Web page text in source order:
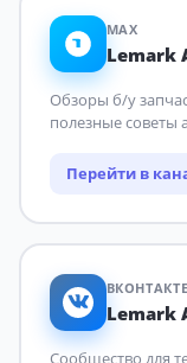
MAX
Lemark
Обзоры б/у
полезные советы
Перейти в
ВКОНТАКТЕ
Lemark
Сообщество для